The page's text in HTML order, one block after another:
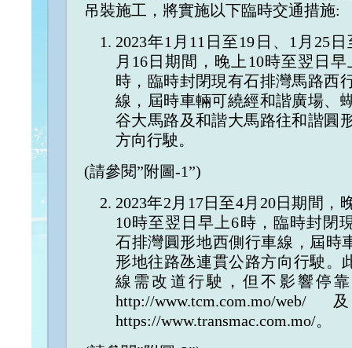
吊裝施工，將實施以下臨時交通措施:
2023年1月11日至19日、1月25日
月16日期間，晚上10時至翌日早
時，臨時封閉現有石排灣馬路西
線，屆時車輛可繞經和諧廣場、
谷大馬路及和諧大馬路往和諧圓
方向行駛。
(請參閱”附圖-1”)
2023年2月17日至4月20日期間，
10時至翌日早上6時，臨時封閉
石排灣圓形地西側行車線，屆時
形地往路氹連貫公路方向行駛。
線需改道行駛，但不影響停
http://
https://www.transmac.com.mo/。